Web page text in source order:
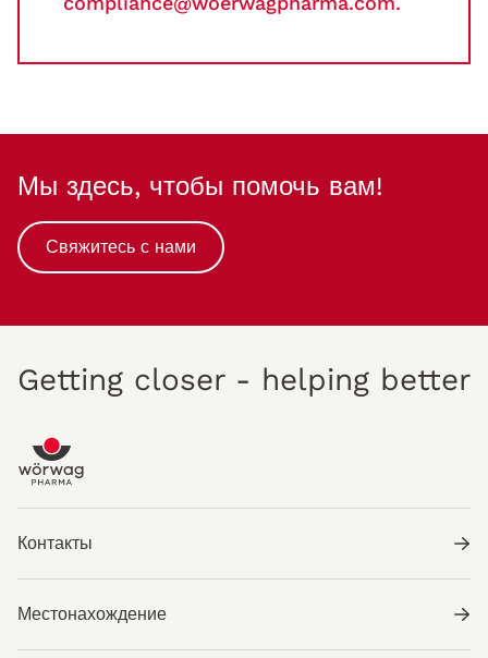
Мы здесь, чтобы помочь вам!
Свяжитесь с нами
Getting closer - helping better
Контакты
Местонахождение